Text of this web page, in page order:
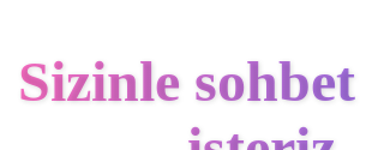
Sizinle